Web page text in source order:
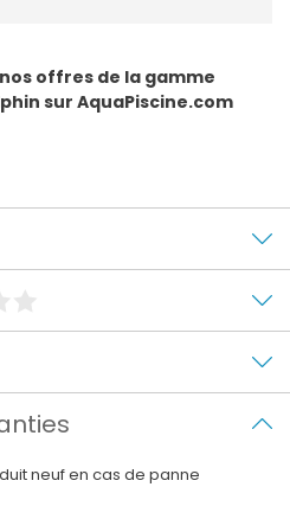
offres de la gamme
sur AquaPiscine.com
neuf en cas de panne